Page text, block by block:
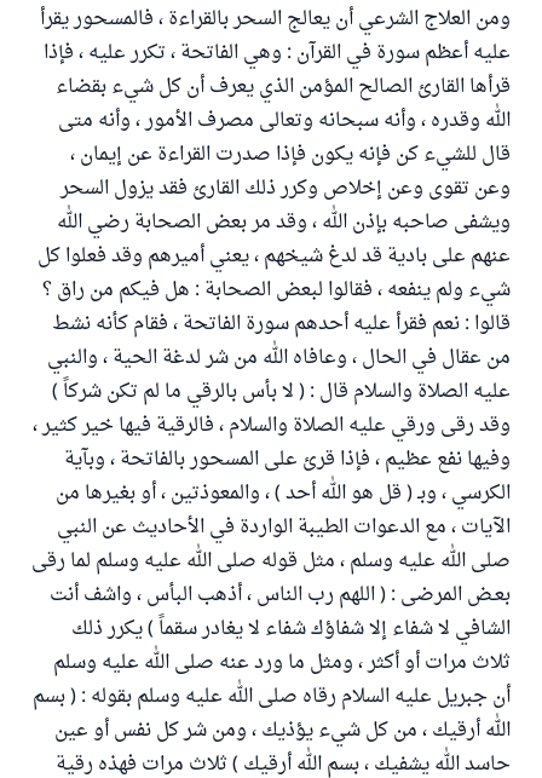
ومن العلاج الشرعي أن يعالج السحر بالقراءة ، فالمسحور يقرأ
عليه أعظم سورة في القرآن : وهي الفاتحة ، تكرر عليه ، فإذا
قرأها القارئ الصالح المؤمن الذي يعرف أن كل شيء بقضاء
الله وقدره ، وأنه سبحانه وتعالى مصرف الأمور ، وأنه متى
قال للشيء كن فإنه يكون فإذا صدرت القراءة عن إيمان ،
وعن تقوى وعن إخلاص وكرر ذلك القارئ فقد يزول السحر
ويشفى صاحبه بإذن الله ، وقد مر بعض الصحابة رضي الله
عنهم على بادية قد لدغ شيخهم ، يعني أميرهم وقد فعلوا كل
شيء ولم ينفعه ، فقالوا لبعض الصحابة : هل فيكم من راق ؟
قالوا : نعم فقرأ عليه أحدهم سورة الفاتحة ، فقام كأنه نشط
من عقال في الحال ، وعافاه الله من شر لدغة الحية ، والنبي
عليه الصلاة والسلام قال : ( لا بأس بالرقي ما لم تكن شركاً )
وقد رقى ورقي عليه الصلاة والسلام ، فالرقية فيها خير كثير ،
وفيها نفع عظيم ، فإذا قرئ على المسحور بالفاتحة ، وبآية
الكرسي ، وبـ ( قل هو الله أحد ) ، والمعوذتين ، أو بغيرها من
الآيات ، مع الدعوات الطيبة الواردة في الأحاديث عن النبي
صلى الله عليه وسلم ، مثل قوله صلى الله عليه وسلم لما رقى
بعـض المرضى : ( اللهم رب الناس ، أذهب البأس ، واشف أنت
الشافي لا شفاء إلا شفاؤك شفاء لا يغادر سقماً ) يكرر ذلك
ثلاث مرات أو أكثر ، ومثل ما ورد عنه صلى الله عليه وسلم
أن جبريل عليه السلام رقاه صلى الله عليه وسلم بقوله : ( بسم
الله أرقيك ، من كل شيء يؤذيك ، ومن شر كل نفس أو عين
حاسد الله يشفيك ، بسم الله أرقيك ) ثلاث مرات فهذه رقية